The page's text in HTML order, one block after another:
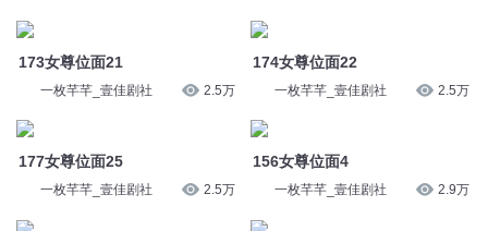
173女尊位面21
一枚芊芊_壹佳剧社 2.5万
177女尊位面25
一枚芊芊_壹佳剧社 2.5万
174女尊位面22
一枚芊芊_壹佳剧社 2.5万
156女尊位面4
一枚芊芊_壹佳剧社 2.9万